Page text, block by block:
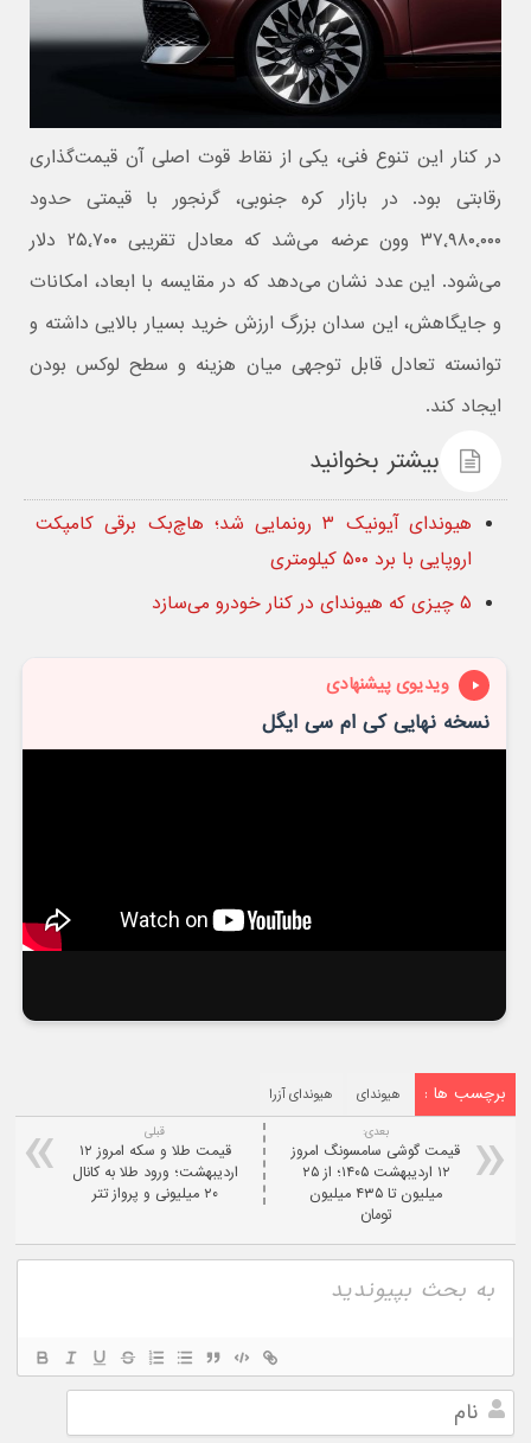
در کنار این تنوع فنی، یکی از نقاط قوت اصلی آن قیمت‌گذاری
رقابتی بود. در بازار کره جنوبی، گرنجور با قیمتی حدود
۳۷٬۹۸۰٬۰۰۰ وون عرضه می‌شد که معادل تقریبی ۲۵٬۷۰۰ دلار
می‌شود. این عدد نشان می‌دهد که در مقایسه با ابعاد، امکانات
و جایگاهش، این سدان بزرگ ارزش خرید بسیار بالایی داشته و
توانسته تعادل قابل توجهی میان هزینه و سطح لوکس بودن
ایجاد کند.
بیشتر بخوانید
هیوندای آیونیک ۳ رونمایی شد؛ هاچ‌بک برقی کامپکت
اروپایی با برد ۵۰۰ کیلومتری
۵ چیزی که هیوندای در کنار خودرو می‌سازد
ویدیوی پیشنهادی
نسخه نهایی کی ام سی ایگل
برچسب ها : هیوندای هیوندای آزرا
قبلی
قیمت طلا و سکه امروز ۱۲
اردیبهشت؛ ورود طلا به کانال
۲۰ میلیونی و پرواز تتر
بعدی:
قیمت گوشی سامسونگ امروز
۱۲ اردیبهشت ۱۴۰۵؛ از ۲۵
میلیون تا ۴۳۵ میلیون
تومان
نام